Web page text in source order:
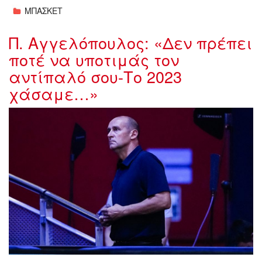
ΜΠΑΣΚΕΤ
Π. Αγγελόπουλος: «Δεν πρέπει
ποτέ να υποτιμάς τον
αντίπαλό σου-Το 2023
χάσαμε…»
6677541_195709.jpg